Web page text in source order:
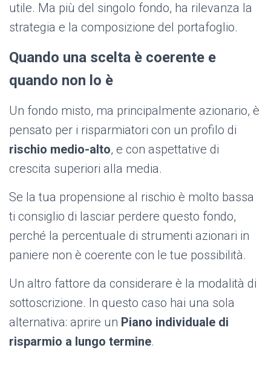
utile. Ma più del singolo fondo, ha rilevanza la
strategia e la composizione del portafoglio.
Quando una scelta è coerente e
quando non lo è
Un fondo misto, ma principalmente azionario, è
pensato per i risparmiatori con un profilo di
rischio medio-alto, e con aspettative di
crescita superiori alla media.
Se la tua propensione al rischio è molto bassa
ti consiglio di lasciar perdere questo fondo,
perché la percentuale di strumenti azionari in
paniere non è coerente con le tue possibilità.
Un altro fattore da considerare è la modalità di
sottoscrizione. In questo caso hai una sola
alternativa: aprire un Piano individuale di
risparmio a lungo termine.